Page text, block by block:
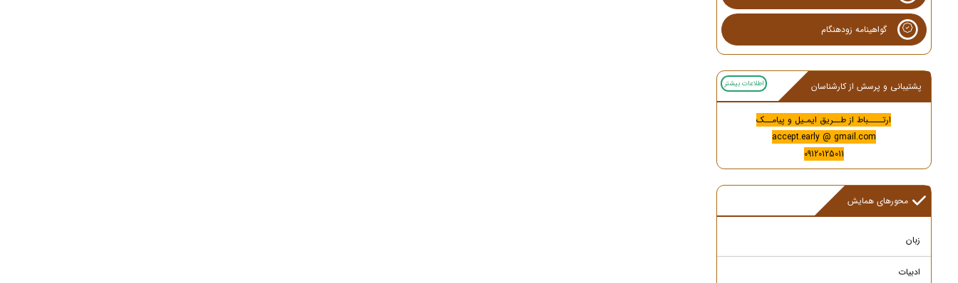
گواهینامه زودهنگام
پشتیبانی و پرسش از کارشناسان اطلاعات بیشتر
ارتــــباط از طــریق ایمـیل و پیامــک
accept.early @ gmail.com
09120125011
محورهای همایش
زبان
ادبیات